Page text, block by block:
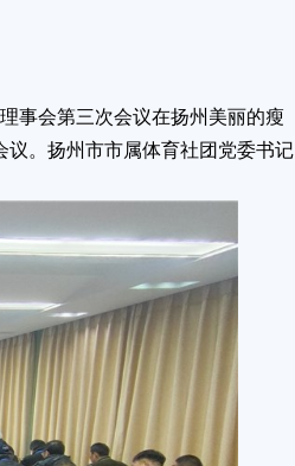
事会第三次会议在扬州美丽的瘦
。扬州市市属体育社团党委书记